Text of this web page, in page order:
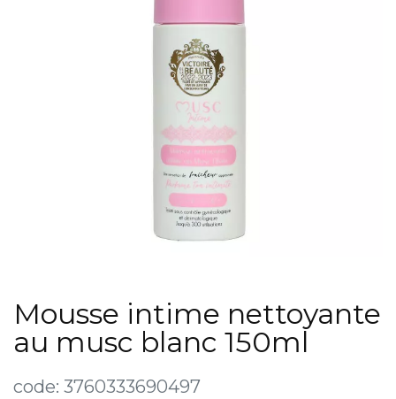
Mousse intime nettoyante
au musc blanc 150ml
code: 3760333690497